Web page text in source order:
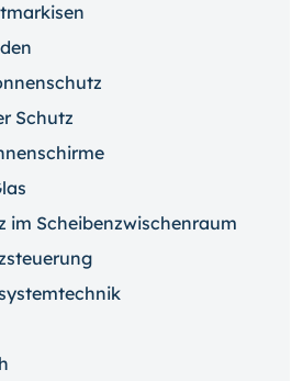
Schutz
im Scheibenzwischenraum